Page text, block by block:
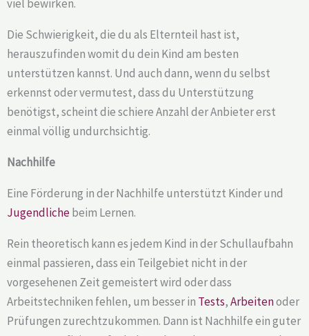
viel bewirken.
Die Schwierigkeit, die du als Elternteil hast ist,
herauszufinden womit du dein Kind am besten
unterstützen kannst. Und auch dann, wenn du selbst
erkennst oder vermutest, dass du Unterstützung
benötigst, scheint die schiere Anzahl der Anbieter erst
einmal völlig undurchsichtig.
Nachhilfe
Eine Förderung in der Nachhilfe unterstützt Kinder und
Jugendlichebeim Lernen.
Rein theoretisch kann es jedem Kind in der Schullaufbahn
einmal passieren, dass ein Teilgebiet nicht in der
vorgesehenen Zeit gemeistert wird oder dass
Arbeitstechniken fehlen, um besser in Tests,Arbeitenoder
Prüfungen zurechtzukommen. Dann ist Nachhilfe ein guter